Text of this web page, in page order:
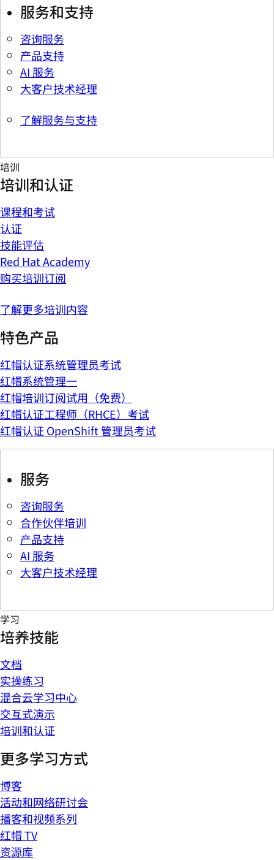
服务和支持
咨询服务
产品支持
AI 服务
大客户技术经理
了解服务与支持
培训
培训和认证
课程和考试
认证
技能评估
Red Hat Academy
购买培训订阅
了解更多培训内容
特色产品
红帽认证系统管理员考试
红帽系统管理一
红帽培训订阅试用（免费）
红帽认证工程师（RHCE）考试
红帽认证 OpenShift 管理员考试
服务
咨询服务
合作伙伴培训
产品支持
AI 服务
大客户技术经理
学习
培养技能
文档
实操练习
混合云学习中心
交互式演示
培训和认证
更多学习方式
博客
活动和网络研讨会
播客和视频系列
红帽 TV
资源库